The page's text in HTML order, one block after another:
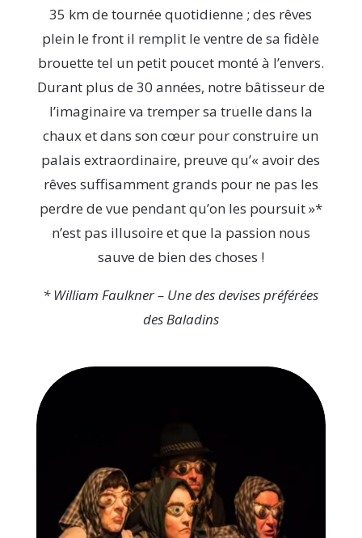
35 km de tournée quotidienne ; des rêves
plein le front il remplit le ventre de sa fidèle
brouette tel un petit poucet monté à l’envers.
Durant plus de 30 années, notre bâtisseur de
l’imaginaire va tremper sa truelle dans la
chaux et dans son cœur pour construire un
palais extraordinaire, preuve qu’« avoir des
rêves suffisamment grands pour ne pas les
perdre de vue pendant qu’on les poursuit »*
n’est pas illusoire et que la passion nous
sauve de bien des choses !
* William Faulkner – Une des devises préférées
des Baladins